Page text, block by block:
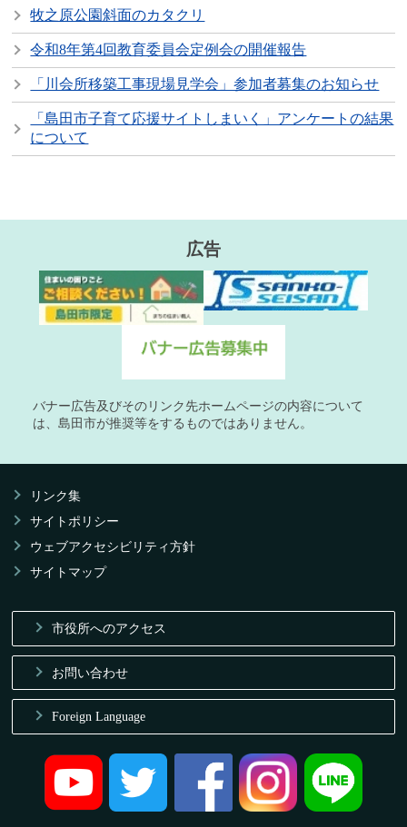
牧之原公園斜面のカタクリ
令和8年第4回教育委員会定例会の開催報告
「川会所移築工事現場見学会」参加者募集のお知らせ
「島田市子育て応援サイトしまいく」アンケートの結果
について
広告
バナー広告及びそのリンク先ホームページの内容について
は、島田市が推奨等をするものではありません。
リンク集
サイトポリシー
ウェブアクセシビリティ方針
サイトマップ
市役所へのアクセス
お問い合わせ
Foreign Language